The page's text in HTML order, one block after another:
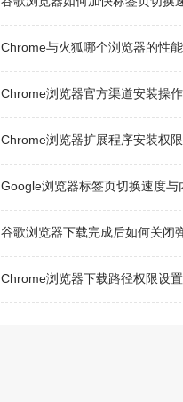
Chrome与火狐哪个浏览器的性能更
Chrome浏览器官方渠道安装操
Chrome浏览器扩展程序安装权限管理
Google浏览器标签页切换速度与内存消
谷歌浏览器下载完成后如何关闭弹窗
Chrome浏览器下载路径权限设置及问题